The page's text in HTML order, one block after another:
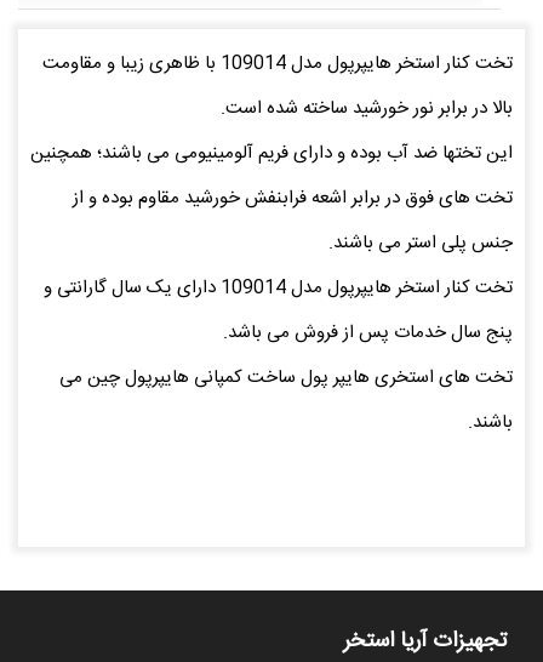
تخت کنار استخر هایپرپول مدل 109014 با ظاهری زیبا و مقاومت
بالا در برابر نور خورشید ساخته شده است.
این تختها ضد آب بوده و دارای فریم آلومینیومی می باشند؛ همچنین
تخت های فوق در برابر اشعه فرابنفش خورشید مقاوم بوده و از
جنس پلی استر می باشند.
تخت کنار استخر هایپرپول مدل 109014 دارای یک سال گارانتی و
پنج سال خدمات پس از فروش می باشد.
تخت های استخری هایپر پول ساخت کمپانی هایپرپول چین می
باشند.
تجهیزات آریا استخر